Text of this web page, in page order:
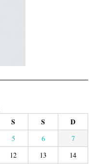
S S D
5 6
7
12 13 14